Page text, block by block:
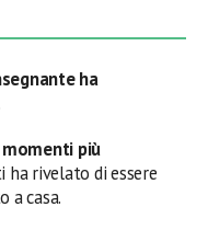
ha
più
rivelato di essere
a casa.